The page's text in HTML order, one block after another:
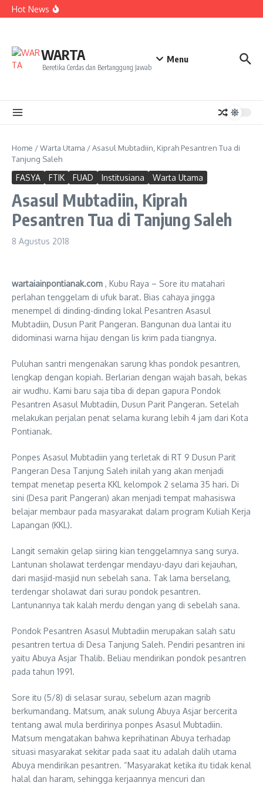
Lewati ke konten
Hot News
ke NCC 4 Bali
Sukseskan Kerja Bakti di Anjungan Melancar
WARTA
Beretika Cerdas dan Bertanggung Jawab
Menu
Home /Warta Utama /Asasul Mubtadiin, Kiprah Pesantren Tua di
Tanjung Saleh
FASYA FTIK FUAD Institusiana Warta Utama
Asasul Mubtadiin, Kiprah
Pesantren Tua di Tanjung Saleh
8 Agustus 2018
wartaiainpontianak.com , Kubu Raya – Sore itu matahari
perlahan tenggelam di ufuk barat. Bias cahaya jingga
menempel di dinding-dinding lokal Pesantren Asasul
Mubtadiin, Dusun Parit Pangeran. Bangunan dua lantai itu
didominasi warna hijau dengan lis krim pada tiangnya.
Puluhan santri mengenakan sarung khas pondok pesantren,
lengkap dengan kopiah. Berlarian dengan wajah basah, bekas
air wudhu. Kami baru saja tiba di depan gapura Pondok
Pesantren Asasul Mubtadiin, Dusun Parit Pangeran. Setelah
melakukan perjalan penat selama kurang lebih 4 jam dari Kota
Pontianak.
Ponpes Asasul Mubtadiin yang terletak di RT 9 Dusun Parit
Pangeran Desa Tanjung Saleh inilah yang akan menjadi
tempat menetap peserta KKL kelompok 2 selama 35 hari. Di
sini (Desa parit Pangeran) akan menjadi tempat mahasiswa
belajar membaur pada masyarakat dalam program Kuliah Kerja
Lapangan (KKL).
Langit semakin gelap siiring kian tenggelamnya sang surya.
Lantunan sholawat terdengar mendayu-dayu dari kejauhan,
dari masjid-masjid nun sebelah sana. Tak lama berselang,
terdengar sholawat dari surau pondok pesantren.
Lantunannya tak kalah merdu dengan yang di sebelah sana.
Pondok Pesantren Asasul Mubtadiin merupakan salah satu
pesantren tertua di Desa Tanjung Saleh. Pendiri pesantren ini
yaitu Abuya Asjar Thalib. Beliau mendirikan pondok pesantren
pada tahun 1991.
Sore itu (5/8) di selasar surau, sebelum azan magrib
berkumandang. Matsum, anak sulung Abuya Asjar bercerita
tentang awal mula berdirinya ponpes Asasul Mubtadiin.
Matsum mengatakan bahwa keprihatinan Abuya terhadap
situasi masyarakat sekitar pada saat itu adalah dalih utama
Abuya mendirikan pesantren. “Masyarakat ketika itu tidak kenal
halal dan haram, sehingga kerjaannya mencuri dan